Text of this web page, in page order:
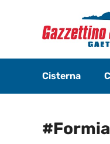
contenuto
Cisterna